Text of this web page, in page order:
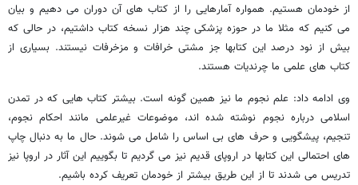
از خودمان هستیم. همواره آمارهایی را از کتاب های آن دوران می دهیم و بیان
می کنیم که مثلا ما در حوزه پزشکی چند هزار نسخه کتاب داشتیم، در حالی که
بیش از نود درصد این کتابها جز مشتی خرافات و مزخرفات نیستند. بسیاری از
کتاب های علمی ما چرندیات هستند.
وی ادامه داد: علم نجوم ما نیز همین گونه است. بیشتر کتاب هایی که در تمدن
اسلامی درباره نجوم نوشته شده اند، موضوعات غیرعلمی مانند احکام نجوم،
تنجیم، پیشگویی و حرف های بی اساس را شامل می شوند. حال ما به دنبال چاپ
های احتمالی این کتابها در اروپای قدیم نیز می گردیم تا بگوییم این آثار در اروپا نیز
تدریس می شدند تا از این طریق بیشتر از خودمان تعریف کرده باشیم.